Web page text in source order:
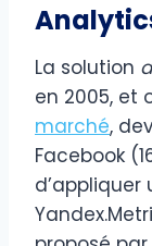
La solution
en 2005, et
marché,
Facebook